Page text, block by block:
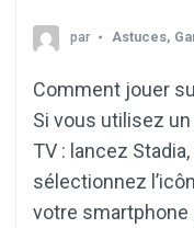
par Astuces,
Comment jouer
Si vous utilisez un
TV : lancez
sélectionnez
votre